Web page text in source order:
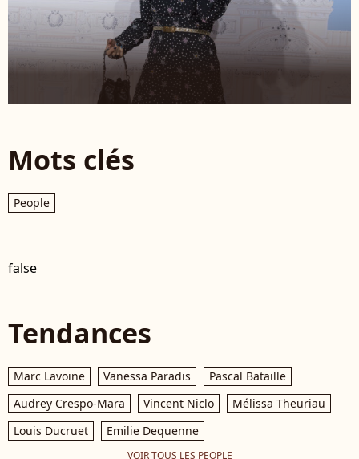
Mots clés
People
false
Tendances
Marc Lavoine Vanessa Paradis
Pascal Bataille
Audrey Crespo-Mara
Vincent Niclo
Mélissa Theuriau
Louis Ducruet
Emilie Dequenne
VOIR TOUS LES PEOPLE